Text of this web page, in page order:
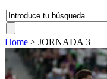
Home > JORNADA 3